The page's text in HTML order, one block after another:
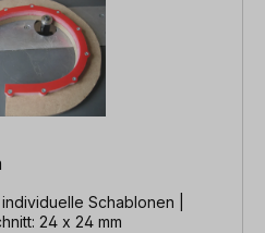
Schablonen |
24 x 24 mm